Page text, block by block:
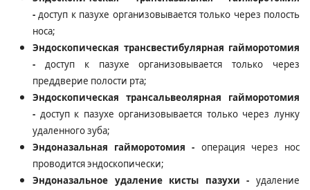
-доступ к пазухе организовывается только через полость
носа;
Эндоскопическая трансвестибулярная гайморотомия
- доступ к пазухе организовывается только через
преддверие полости рта;
Эндоскопическая трансальвеолярная гайморотомия
- доступ к пазухе организовывается только через лунку
удаленного зуба;
Эндоназальная гайморотомия - операция через нос
проводится эндоскопически;
Эндоназальное удаление кисты пазухи - удаление